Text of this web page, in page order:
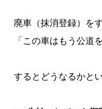
廃車（抹消登録）を
「この車はもう公道
するとどうなるかと